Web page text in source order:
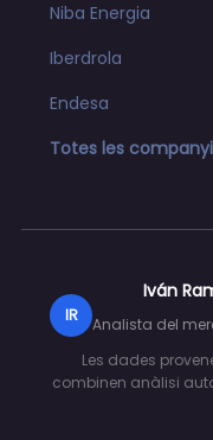
Niba Energia
Iberdrola
Endesa
Totes les
IR
Iván
Analista del
Les dades
combinen anàlisi